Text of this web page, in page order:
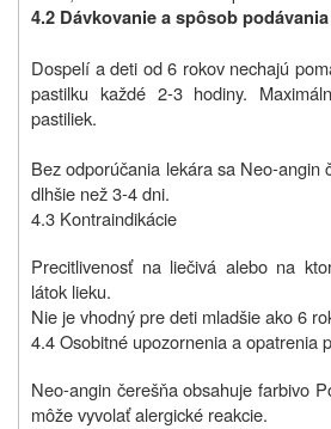
4.2 Dávkovanie a spôsob podávania
Dospelí a deti od 6 rokov nechajú
pastilku každé 2-3 hodiny.
pastiliek.
Bez odporúčania lekára sa Neo-angin
dlhšie než 3-4 dni.
4.3 Kontraindikácie
Precitlivenosť na liečivá alebo na
látok lieku.
Nie je vhodný pre deti mladšie ako 6
4.4 Osobitné upozornenia a opatrenia
Neo-angin čerešňa obsahuje farbivo
môže vyvolať alergické reakcie.